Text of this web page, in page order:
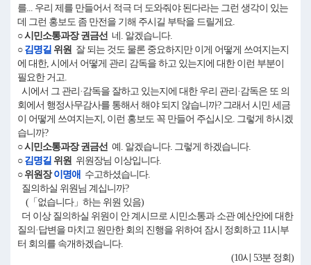
를... 우리 제를 만들어서 적극 더 도와줘야 된다라는 그런 생각이 있는
데 그런 홍보도 좀 만전을 기해 주시길 부탁을 드릴게요.
○ 시민소통과장 권금선 네. 알겠습니다.
○ 김명길 위원 잘 되는 것도 물론 중요하지만 이게 어떻게 쓰여지는지
에 대한, 시에서 어떻게 관리 감독을 하고 있는지에 대한 이런 부분이
필요한 거고.
시에서 그 관리·감독을 잘하고 있는지에 대한 우리 관리·감독은 또 의
회에서 행정사무감사를 통해서 해야 되지 않습니까? 그래서 시민 세금
이 어떻게 쓰여지는지, 이런 홍보도 꼭 만들어 주십시오. 그렇게 하시겠
습니까?
○ 시민소통과장 권금선 예. 알겠습니다. 그렇게 하겠습니다.
○ 김명길 위원 위원장님 이상입니다.
○ 위원장이명애 수고하셨습니다.
질의하실 위원님 계십니까?
(「없습니다」하는 위원 있음)
더 이상 질의하실 위원이 안 계시므로 시민소통과 소관 예산안에 대한
질의·답변을 마치고 원만한 회의 진행을 위하여 잠시 정회하고 11시부
터 회의를 속개하겠습니다.
(10시 53분 정회)